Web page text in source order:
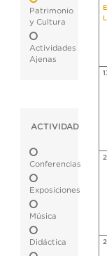
Patrimonio
y Cultura
Actividades
Ajenas
ACTIVIDAD
Conferencias
Exposiciones
Música
Didáctica